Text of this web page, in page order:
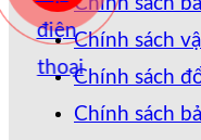
Chính sách
Chính sách
Chính sách